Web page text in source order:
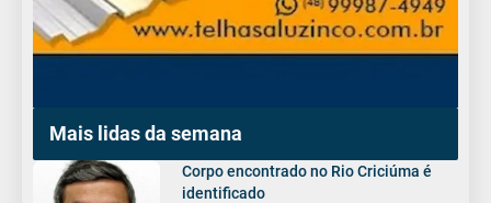
Mais lidas da semana
Corpo encontrado no Rio Criciúma é
identificado